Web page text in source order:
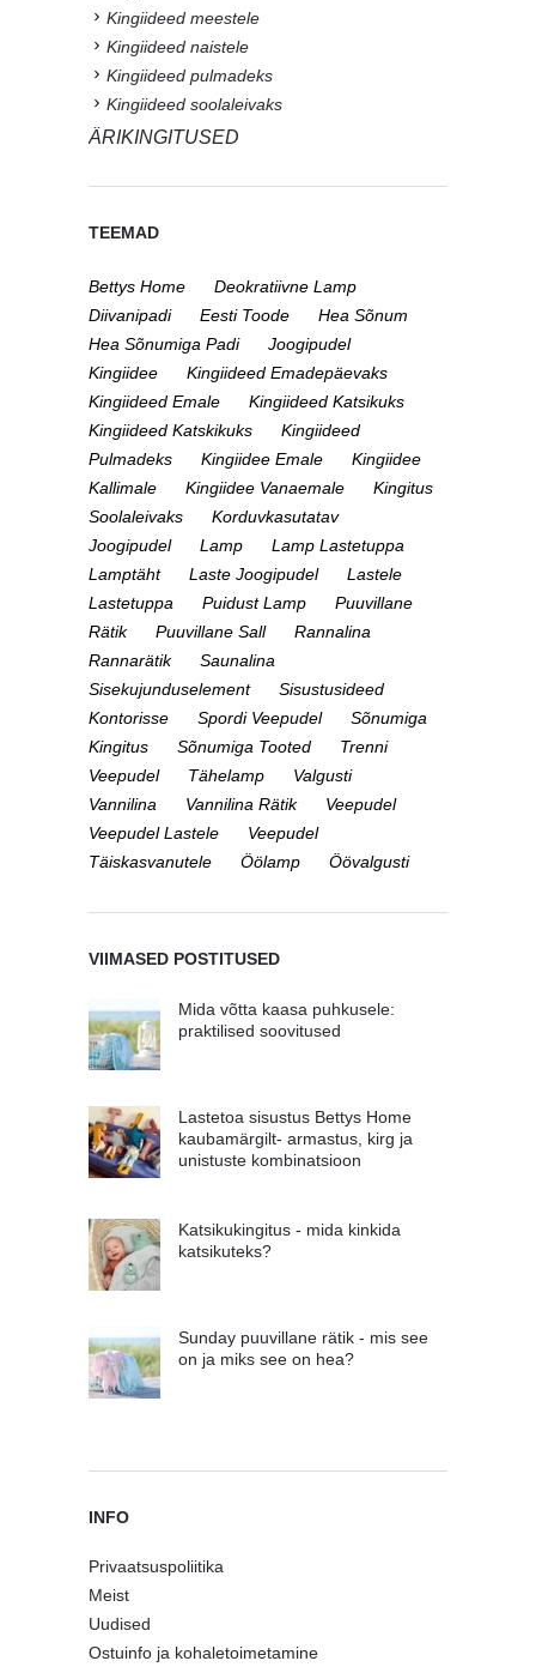
Kingiideed meestele
Kingiideed naistele
Kingiideed pulmadeks
Kingiideed soolaleivaks
ÄRIKINGITUSED
TEEMAD
Bettys Home
Deokratiivne Lamp
Diivanipadi
Eesti Toode
Hea Sõnum
Hea Sõnumiga Padi
Joogipudel
Kingiidee
Kingiideed Emadepäevaks
Kingiideed Emale
Kingiideed Katsikuks
Kingiideed Katskikuks
Kingiideed
Pulmadeks
Kingiidee Emale
Kingiidee
Kallimale
Kingiidee Vanaemale
Kingitus
Soolaleivaks
Korduvkasutatav
Joogipudel
Lamp
Lamp Lastetuppa
Lamptäht
Laste Joogipudel
Lastele
Lastetuppa
Puidust Lamp
Puuvillane
Rätik
Puuvillane Sall
Rannalina
Rannarätik
Saunalina
Sisekujunduselement
Sisustusideed
Kontorisse
Spordi Veepudel
Sõnumiga
Kingitus
Sõnumiga Tooted
Trenni
Veepudel
Tähelamp
Valgusti
Vannilina
Vannilina Rätik
Veepudel
Veepudel Lastele
Veepudel
Täiskasvanutele
Öölamp Öövalgusti
VIIMASED POSTITUSED
Mida võtta kaasa puhkusele:
praktilised soovitused
Lastetoa sisustus Bettys Home
kaubamärgilt- armastus, kirg ja
unistuste kombinatsioon
Katsikukingitus - mida kinkida
katsikuteks?
Sunday puuvillane rätik - mis see
on ja miks see on hea?
INFO
Privaatsuspoliitika
Meist
Uudised
Ostuinfo ja kohaletoimetamine